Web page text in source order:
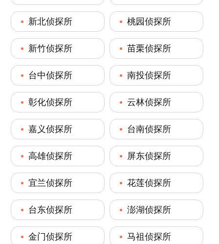
新北侦探所 桃园侦探所
新竹侦探所 苗栗侦探所
台中侦探所 南投侦探所
彰化侦探所 云林侦探所
嘉义侦探所 台南侦探所
高雄侦探所 屏东侦探所
宜兰侦探所 花莲侦探所
台东侦探所 澎湖侦探所
金门侦探所 马祖侦探所